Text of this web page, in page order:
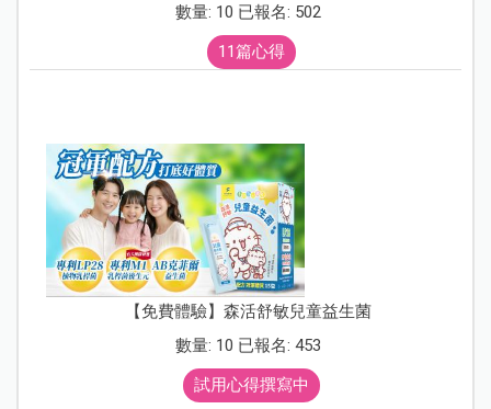
數量: 10 已報名: 502
11篇心得
【免費體驗】森活舒敏兒童益生菌
數量: 10 已報名: 453
試用心得撰寫中